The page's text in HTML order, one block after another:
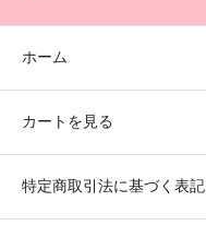
ホーム
カートを見る
特定商取引法に基づく表記